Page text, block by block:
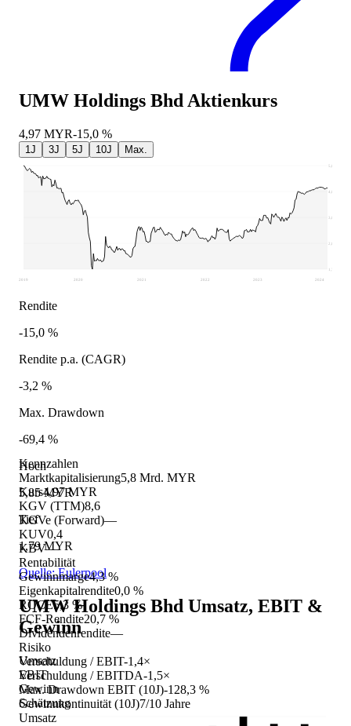
Kennzahlen
Marktkapitalisierung5,8 Mrd. MYR
Kurs4,97 MYR
KGV (TTM)8,6
KGVe (Forward)—
KUV0,4
KBV—
Rentabilität
Gewinnmarge4,3 %
Eigenkapitalrendite0,0 %
ROCE5,3 %
FCF-Rendite20,7 %
Dividendenrendite—
Risiko
Verschuldung / EBIT-1,4×
Verschuldung / EBITDA-1,5×
Max. Drawdown EBIT (10J)-128,3 %
Gewinnkontinuität (10J)7/10 Jahre
Umsatz
UMW Holdings Bhd Aktienkurs
4,97 MYR-15,0 %
1J 3J 5J 10J Max.
1,79
2,8
3,82
4,83
5,85
2019 2020 2021 2022 2023 2024
Rendite
-15,0 %
Rendite p.a. (CAGR)
-3,2 %
Max. Drawdown
-69,4 %
Hoch
5,85 MYR
Tief
1,79 MYR
Quelle: Eulerpool
UMW Holdings Bhd Umsatz, EBIT &
Gewinn
Umsatz
EBIT
Gewinn
Schätzung